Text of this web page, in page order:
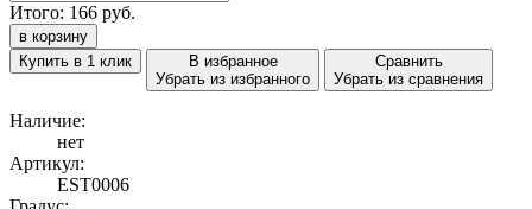
Итого: 166 руб.
в корзину
Купить в 1 клик
В избранное
Убрать из избранного
Сравнить
Убрать из сравнения
Наличие:
нет
Артикул:
EST0006